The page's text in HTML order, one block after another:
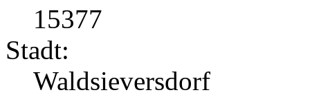
15377
Stadt:
Waldsieversdorf